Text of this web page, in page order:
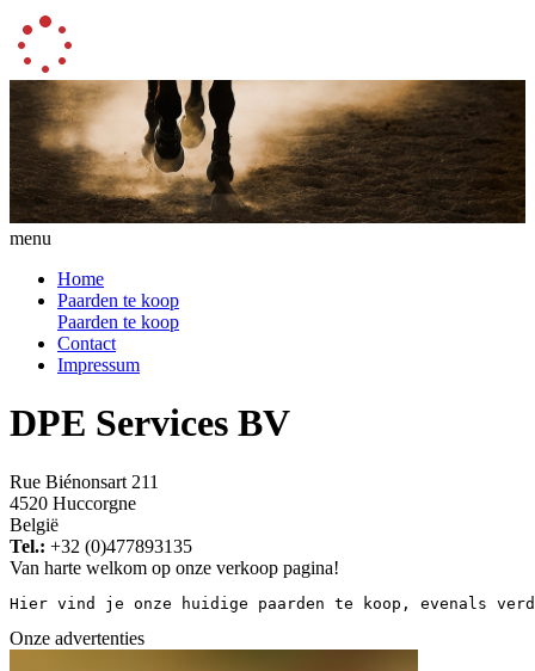
menu
Home
Paarden te koop
Paarden te koop
Contact
Impressum
DPE Services BV
Rue Biénonsart 211
4520 Huccorgne
België
Tel.: +32 (0)477893135
Van harte welkom op onze verkoop pagina!
Hier vind je onze huidige paarden te koop, evenals
Onze advertenties